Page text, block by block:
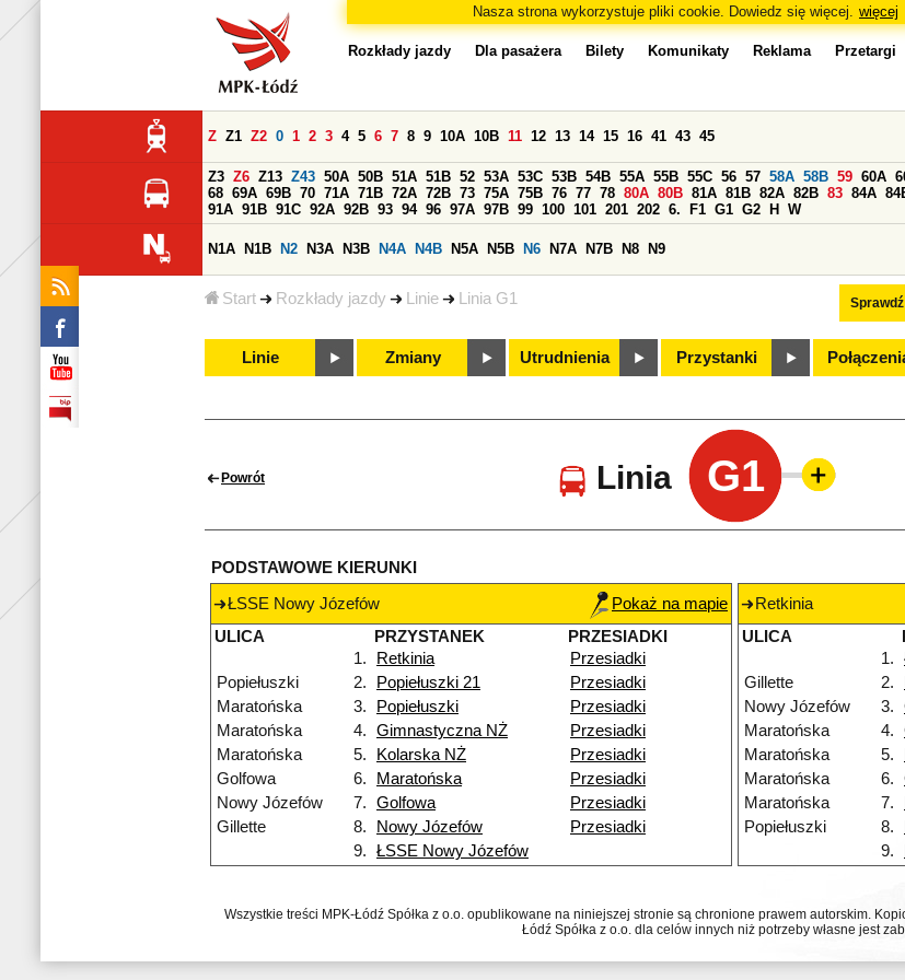
Nasza strona wykorzystuje pliki cookie. Dowiedz się więcej. więcej
Start Rozkłady jazdy Linie Linia G1
Rozkłady jazdy Dla pasażera Bilety Komunikaty Reklama Przetargi
Z Z1 Z2 0 1 2 3 4 5 6 7 8 9 10A 10B 11 12 13 14 15 16 41 43 45
Z3 Z6 Z13 Z43 50A 50B 51A 51B 52 53A 53C 53B 54B 55A 55B 55C 56 57 58A 58B 59 60A
68 69A 69B 70 71A 71B 72A 72B 73 75A 75B 76 77 78 80A 80B 81A 81B 82A 82B 83 84A
91A 91B 91C 92A 92B 93 94 96 97A 97B 99 100 101 201 202 6. F1 G1 G2 H W
N1A N1B N2 N3A N3B N4A N4B N5A N5B N6 N7A N7B N8 N9
Linie Zmiany Utrudnienia Przystanki
Powrót Linia G1
PODSTAWOWE KIERUNKI
ŁSSE Nowy Józefów
Pokaż na mapie
ULICA
PRZYSTANEK
PRZESIADKI
1.
Retkinia
Przesiadki
Popiełuszki
2. Popiełuszki 21
Przesiadki
Maratońska
3. Popiełuszki
Przesiadki
Maratońska
4. Gimnastyczna NŻ
Przesiadki
Maratońska
5. Kolarska NŻ
Przesiadki
Golfowa
6. Maratońska
Przesiadki
Nowy Józefów
7. Golfowa
Przesiadki
Gillette
8. Nowy Józefów
Przesiadki
9.
ŁSSE Nowy Józefów
Retkinia
ULICA
1.
Gillette
2.
Nowy Józefów
3.
Maratońska
4.
Maratońska
5.
Maratońska
6.
Maratońska
7.
Popiełuszki
8.
9.
Wszystkie treści MPK-Łódź Spółka z o.o. opublikowane na niniejszej stronie są chronione prawem autorskim.
Łódź Spółka z o.o. dla celów innych niż potrzeby własne jest